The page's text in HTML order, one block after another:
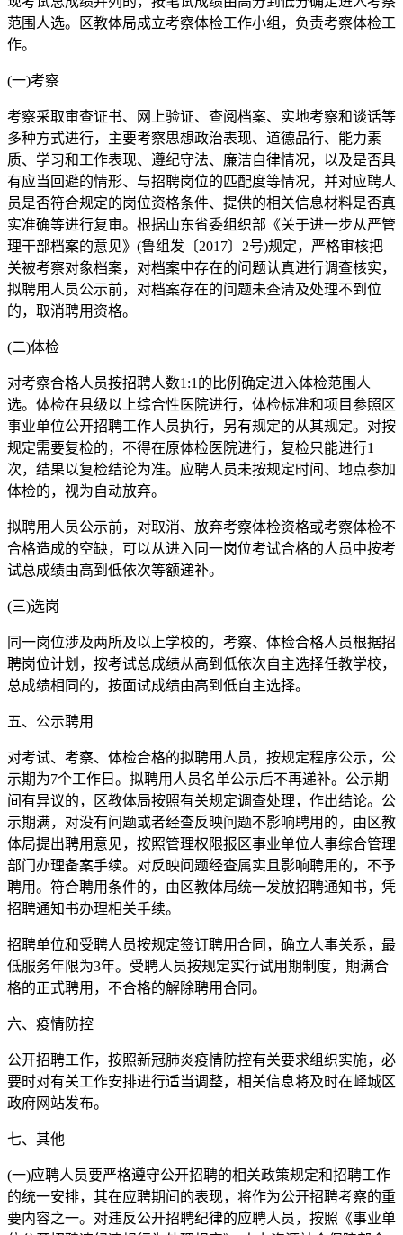
范围人选。区教体局成立考察体检工作小组，负责考察体检工
作。
(一)考察
考察采取审查证书、网上验证、查阅档案、实地考察和谈话等
多种方式进行，主要考察思想政治表现、道德品行、能力素
质、学习和工作表现、遵纪守法、廉洁自律情况，以及是否具
有应当回避的情形、与招聘岗位的匹配度等情况，并对应聘人
员是否符合规定的岗位资格条件、提供的相关信息材料是否真
实准确等进行复审。根据山东省委组织部《关于进一步从严管
理干部档案的意见》(鲁组发〔2017〕2号)规定，严格审核把
关被考察对象档案，对档案中存在的问题认真进行调查核实，
拟聘用人员公示前，对档案存在的问题未查清及处理不到位
的，取消聘用资格。
(二)体检
对考察合格人员按招聘人数1:1的比例确定进入体检范围人
选。体检在县级以上综合性医院进行，体检标准和项目参照区
事业单位公开招聘工作人员执行，另有规定的从其规定。对按
规定需要复检的，不得在原体检医院进行，复检只能进行1
次，结果以复检结论为准。应聘人员未按规定时间、地点参加
体检的，视为自动放弃。
拟聘用人员公示前，对取消、放弃考察体检资格或考察体检不
合格造成的空缺，可以从进入同一岗位考试合格的人员中按考
试总成绩由高到低依次等额递补。
(三)选岗
同一岗位涉及两所及以上学校的，考察、体检合格人员根据招
聘岗位计划，按考试总成绩从高到低依次自主选择任教学校，
总成绩相同的，按面试成绩由高到低自主选择。
五、公示聘用
对考试、考察、体检合格的拟聘用人员，按规定程序公示，公
示期为7个工作日。拟聘用人员名单公示后不再递补。公示期
间有异议的，区教体局按照有关规定调查处理，作出结论。公
示期满，对没有问题或者经查反映问题不影响聘用的，由区教
体局提出聘用意见，按照管理权限报区事业单位人事综合管理
部门办理备案手续。对反映问题经查属实且影响聘用的，不予
聘用。符合聘用条件的，由区教体局统一发放招聘通知书，凭
招聘通知书办理相关手续。
招聘单位和受聘人员按规定签订聘用合同，确立人事关系，最
低服务年限为3年。受聘人员按规定实行试用期制度，期满合
格的正式聘用，不合格的解除聘用合同。
六、疫情防控
公开招聘工作，按照新冠肺炎疫情防控有关要求组织实施，必
要时对有关工作安排进行适当调整，相关信息将及时在峄城区
政府网站发布。
七、其他
(一)应聘人员要严格遵守公开招聘的相关政策规定和招聘工作
的统一安排，其在应聘期间的表现，将作为公开招聘考察的重
要内容之一。对违反公开招聘纪律的应聘人员，按照《事业单